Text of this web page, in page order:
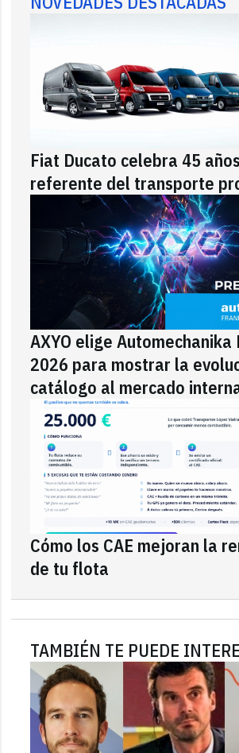
Fiat Ducato celebra 45
referente del transporte
AXYO elige
2026 para mostrar la
catálogo al mercado
Cómo los CAE mejoran la
de tu flota
TAMBIÉN TE PUEDE